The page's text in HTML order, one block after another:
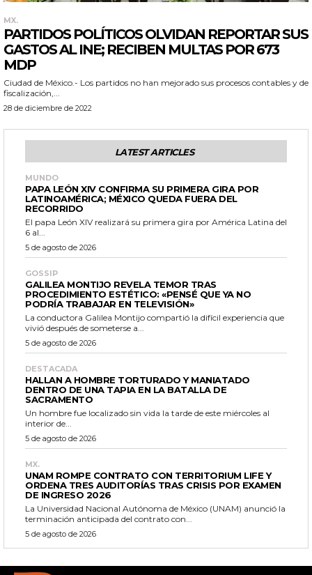
MX.
PARTIDOS POLÍTICOS OLVIDAN REPORTAR SUS
GASTOS AL INE; RECIBEN MULTAS POR 673
MDP
Ciudad de México.- Los partidos no han mejorado sus procesos contables y de
fiscalización,...
28 de diciembre de 2022
LATEST ARTICLES
MUNDO
PAPA LEÓN XIV CONFIRMA SU PRIMERA GIRA POR
LATINOAMÉRICA; MÉXICO QUEDA FUERA DEL
RECORRIDO
El papa León XIV realizará su primera gira por América Latina del
6 al...
5 de agosto de 2026
GOSSIP
GALILEA MONTIJO REVELA TEMOR TRAS
PROCEDIMIENTO ESTÉTICO: «PENSÉ QUE YA NO
PODRÍA TRABAJAR EN TELEVISIÓN»
La conductora Galilea Montijo compartió la difícil experiencia que
vivió después de someterse a...
5 de agosto de 2026
DESTACADA
HALLAN A HOMBRE TORTURADO Y MANIATADO
DENTRO DE UNA TAPIA EN LA BATALLA DE
SACRAMENTO
Un hombre fue localizado sin vida la tarde de este miércoles al
interior de...
5 de agosto de 2026
MX.
UNAM ROMPE CONTRATO CON TERRITORIUM LIFE Y
ORDENA TRES AUDITORÍAS TRAS CRISIS POR EXAMEN
DE INGRESO 2026
La Universidad Nacional Autónoma de México (UNAM) anunció la
terminación anticipada del contrato con...
5 de agosto de 2026